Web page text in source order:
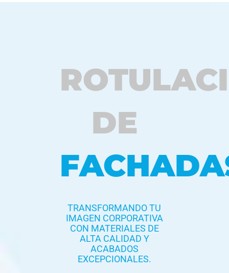
DE
TRANSFORMANDO TU
IMAGEN CORPORATIVA
CON MATERIALES DE
ALTA CALIDAD Y
ACABADOS
EXCEPCIONALES.